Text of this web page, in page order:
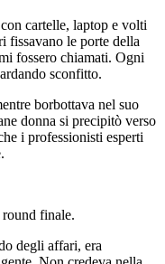
cartelle, laptop e volti
fissavano le porte della
fossero chiamati. Ogni
sconfitto.
borbottava nel suo
donna si precipitò verso
i professionisti esperti
finale.
degli affari, era